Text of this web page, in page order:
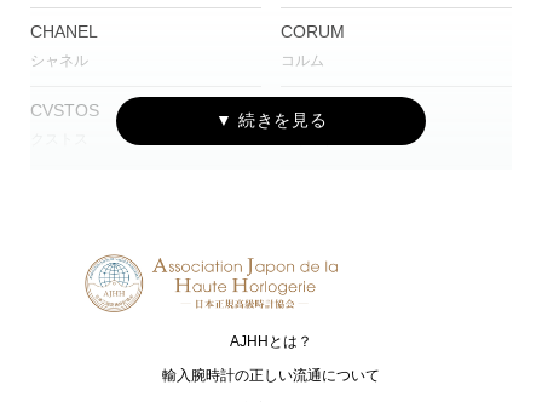
CHANEL
シャネル
CORUM
コルム
CVSTOS EDOX
G-SHOCK
ジーショック
HARRY WINSTON
ハリー・ウィンストン
I.T.A.
アイ･ティー･エー
AJHHとは？
輸入腕時計の正しい流通について